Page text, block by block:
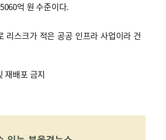
억 원 수준이다.
리스크가 적은 공공 인프라 사업이라 건
배포 금지